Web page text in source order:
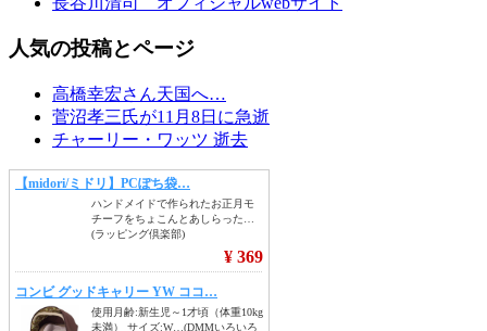
人気の投稿とページ
高橋幸宏さん天国へ…
菅沼孝三氏が11月8日に急逝
チャーリー・ワッツ 逝去